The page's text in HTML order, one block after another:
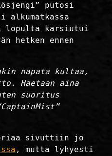
putosi
lopulta karsiutui
hetken ennen
napata kultaa,
Haetaan aina
suoritus
sivuttiin jo
, mutta lyhyesti